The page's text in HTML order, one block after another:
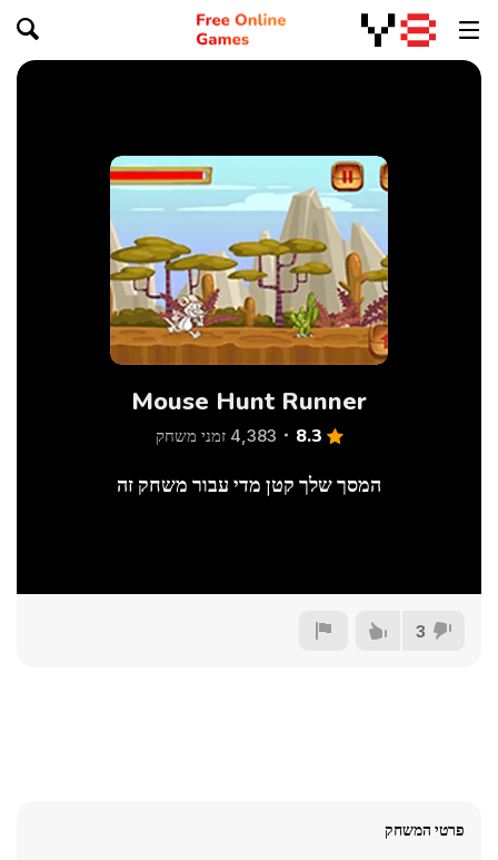
Mouse Hunt Runner
8.3 4,383 זמני משחק
המסך שלך קטן מדי עבור משחק זה
3
פרטי המשחק